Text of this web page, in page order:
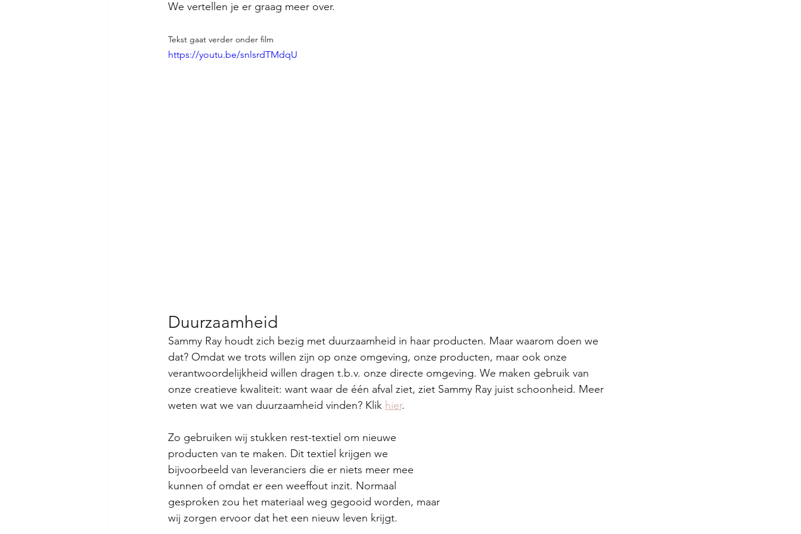
We vertellen je er graag meer over.
Tekst gaat verder onder film
https://youtu.be/snlsrdTMdqU
Duurzaamheid
Sammy Ray houdt zich bezig met duurzaamheid in haar producten. Maar waarom doen we
dat? Omdat we trots willen zijn op onze omgeving, onze producten, maar ook onze
verantwoordelijkheid willen dragen t.b.v. onze directe omgeving. We maken gebruik van
onze creatieve kwaliteit: want waar de één afval ziet, ziet Sammy Ray juist schoonheid. Meer
weten wat we van duurzaamheid vinden? Klik hier.
Zo gebruiken wij stukken rest-textiel om nieuwe
producten van te maken. Dit textiel krijgen we
bijvoorbeeld van leveranciers die er niets meer mee
kunnen of omdat er een weeffout inzit. Normaal
gesproken zou het materiaal weg gegooid worden, maar
wij zorgen ervoor dat het een nieuw leven krijgt.